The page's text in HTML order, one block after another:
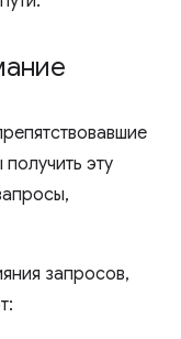
эту
запросов,